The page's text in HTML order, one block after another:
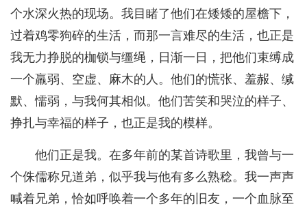
个水深火热的现场。我目睹了他们在矮矮的屋檐下，
过着鸡零狗碎的生活，而那一言难尽的生活，也正是
我无力挣脱的枷锁与缰绳，日渐一日，把他们束缚成
一个羸弱、空虚、麻木的人。他们的慌张、羞赧、缄
默、懦弱，与我何其相似。他们苦笑和哭泣的样子、
挣扎与幸福的样子，也正是我的模样。
他们正是我。在多年前的某首诗歌里，我曾与一
个侏儒称兄道弟，似乎我与他有多么熟稔。我一声声
喊着兄弟，恰如呼唤着一个多年的旧友，一个血脉至